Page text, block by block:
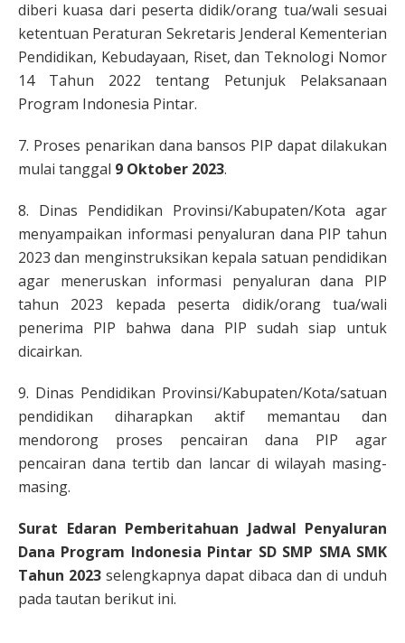
diberi kuasa dari peserta didik/orang tua/wali sesuai
ketentuan Peraturan Sekretaris Jenderal Kementerian
Pendidikan, Kebudayaan, Riset, dan Teknologi Nomor
14 Tahun 2022 tentang Petunjuk Pelaksanaan
Program Indonesia Pintar.
7. Proses penarikan dana bansos PIP dapat dilakukan
mulai tanggal 9 Oktober 2023.
8. Dinas Pendidikan Provinsi/Kabupaten/Kota agar
menyampaikan informasi penyaluran dana PIP tahun
2023 dan menginstruksikan kepala satuan pendidikan
agar meneruskan informasi penyaluran dana PIP
tahun 2023 kepada peserta didik/orang tua/wali
penerima PIP bahwa dana PIP sudah siap untuk
dicairkan.
9. Dinas Pendidikan Provinsi/Kabupaten/Kota/satuan
pendidikan diharapkan aktif memantau dan
mendorong proses pencairan dana PIP agar
pencairan dana tertib dan lancar di wilayah masing-
masing.
Surat Edaran Pemberitahuan Jadwal Penyaluran
Dana Program Indonesia Pintar SD SMP SMA SMK
Tahun 2023 selengkapnya dapat dibaca dan di unduh
pada tautan berikut ini.